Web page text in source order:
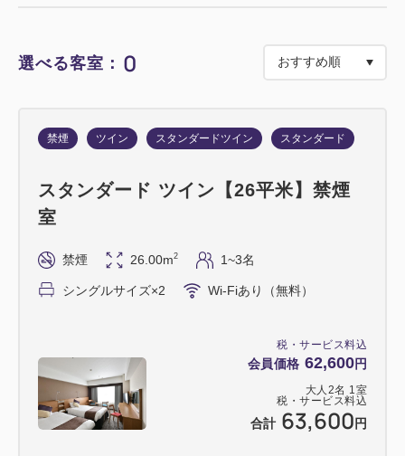
【熊野筆引換場所】
～19：00
ご了承くださいませ。※※※
●商品引換チケットはチェックイン時にお渡しいたし
ます。
日までの熊野筆セレクトショップ広島店営業時間内の
みに限らせていただいております。
そのため、営業時間内にショップへお越しいただけな
い場合は商品の引換え・お渡しが出来かねます。
選べる客室： 0
税・サービス料込
会員価格 62,600円
大人 2名 1室
税・サービス料込
合計 63,600 円
禁煙 ツイン スタンダードツイン スタンダード
スタンダード ツイン【26平米】禁煙
室
禁煙 26.00m2 1~3名
シングルサイズ×2 Wi-Fiあり（無料）